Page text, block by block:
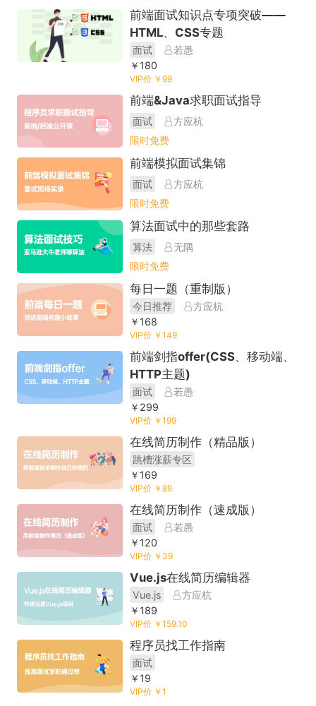
前端面试知识点专项突破——
HTML、CSS专题
面试
若愚
￥180
VIP价 ￥99
前端&Java求职面试指导
面试
方应杭
限时免费
前端模拟面试集锦
面试
方应杭
限时免费
算法面试中的那些套路
算法
无隅
限时免费
每日一题（重制版）
今日推荐
方应杭
￥168
VIP价 ￥149
前端剑指offer(CSS、移动端、
HTTP主题)
面试
若愚
￥299
VIP价 ￥199
在线简历制作（精品版）
跳槽涨薪专区
￥169
VIP价 ￥89
在线简历制作（速成版）
面试
若愚
￥120
VIP价 ￥39
Vue.js在线简历编辑器
Vue.js
方应杭
￥189
VIP价 ￥159.10
程序员找工作指南
面试
￥19
VIP价 ￥1